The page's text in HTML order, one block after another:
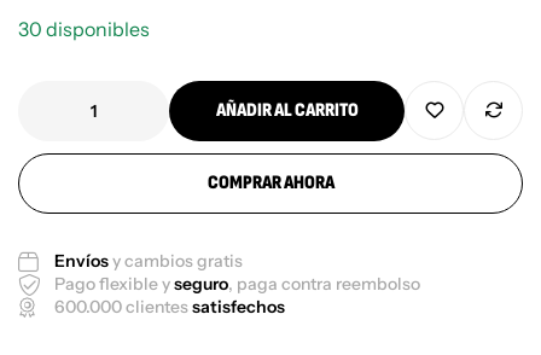
30 disponibles
AÑADIR AL CARRITO
COMPRAR AHORA
Envíosy cambios gratis
Pago flexible yseguro, paga contra reembolso
600.000 clientessatisfechos